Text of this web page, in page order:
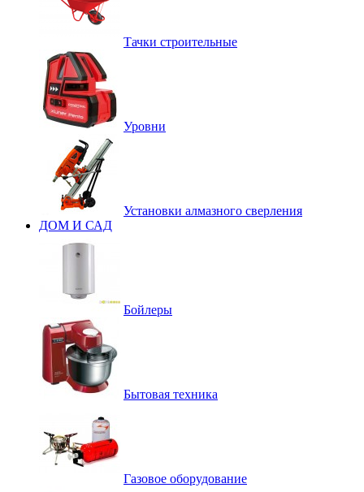
Тачки строительные
Уровни
Установки алмазного сверления
ДОМ И САД
Бойлеры
Бытовая техника
Газовое оборудование